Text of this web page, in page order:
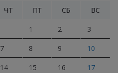
ЧТ ПТ СБ ВС
1 2 3
7 8 9 10
14 15 16 17